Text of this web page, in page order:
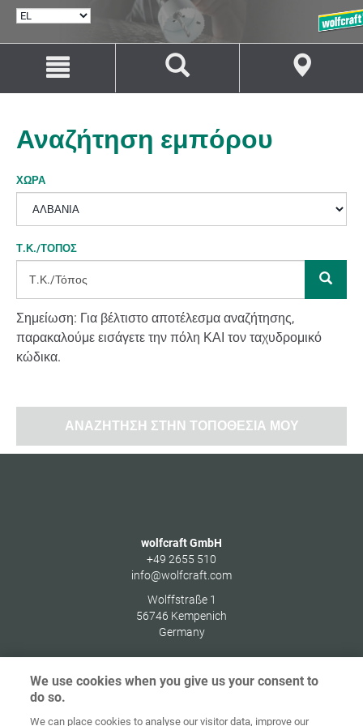
ΕΠΙΛΟΓΉ
Μετάβαση
περιεχόμενο
Μετάβαση
πλοήγηση
Αναζήτηση εμπόρου
ΧΏΡΑ
Τ.Κ./ΤΌΠΟΣ
Σημείωση: Για βέλτιστο αποτέλεσμα αναζήτησης,
παρακαλούμε εισάγετε την πόλη ΚΑΙ τον ταχυδρομικό
κώδικα.
ΑΝΑΖΉΤΗΣΗ ΣΤΗΝ ΤΟΠΟΘΕΣΊΑ ΜΟΥ
wolfcraft GmbH
+49 2655 510
info@wolfcraft.com
Wolffstraße 1
56746 Kempenich
Germany
Στοιχεία
We use cookies when you give us your consent to
do so.
We can place cookies to analyse our visitor data, improve our